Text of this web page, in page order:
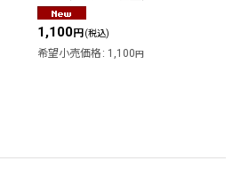
1,100円(税込)
希望小売価格 : 1,100円